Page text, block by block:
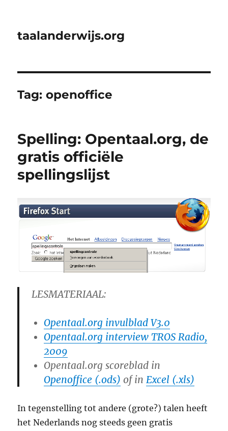
taalanderwijs.org
Tag:openoffice
Spelling: Opentaal.org, de
gratis officiële
spellingslijst
LESMATERIAAL:
Opentaal.org invulblad V3.0
Opentaal.org interview TROS Radio,
2009
Opentaal.org scoreblad in
Openoffice (.ods) of inExcel (.xls)
In tegenstelling tot andere (grote?) talen heeft
het Nederlands nog steeds geen gratis